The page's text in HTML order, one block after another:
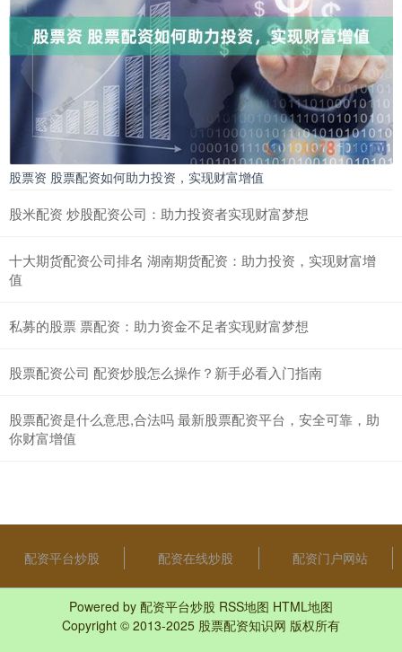
股票资 股票配资如何助力投资，实现财富增值
股米配资 炒股配资公司：助力投资者实现财富梦想
十大期货配资公司排名 湖南期货配资：助力投资，实现财富增
值
私募的股票 票配资：助力资金不足者实现财富梦想
股票配资公司 配资炒股怎么操作？新手必看入门指南
股票配资是什么意思,合法吗 最新股票配资平台，安全可靠，助
你财富增值
配资平台炒股 配资在线炒股 配资门户网站
Powered by 配资平台炒股 RSS地图 HTML地图
Copyright © 2013-2025 股票配资知识网 版权所有